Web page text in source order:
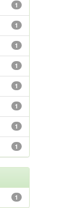
1
1
1
1
1
1
1
1
1